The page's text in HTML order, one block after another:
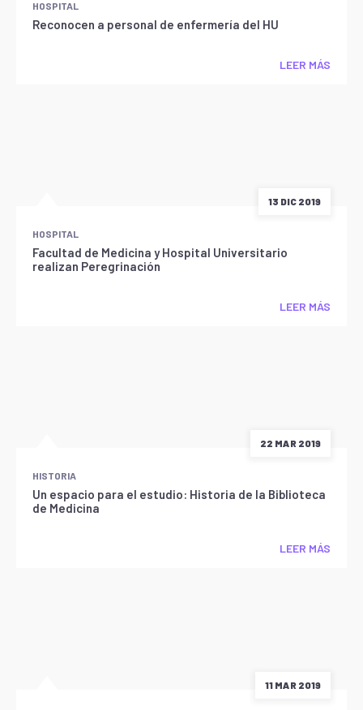
HOSPITAL
Reconocen a personal de enfermería del HU
LEER MÁS
13 DIC 2019
HOSPITAL
Facultad de Medicina y Hospital Universitario
realizan Peregrinación
LEER MÁS
22 MAR 2019
HISTORIA
Un espacio para el estudio: Historia de la Biblioteca
de Medicina
LEER MÁS
11 MAR 2019